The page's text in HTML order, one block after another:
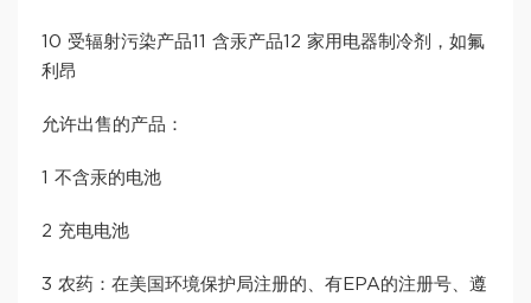
10 受辐射污染产品11 含汞产品12 家用电器制冷剂，如氟
利昂
允许出售的产品：
1 不含汞的电池
2 充电电池
3 农药：在美国环境保护局注册的、有EPA的注册号、遵